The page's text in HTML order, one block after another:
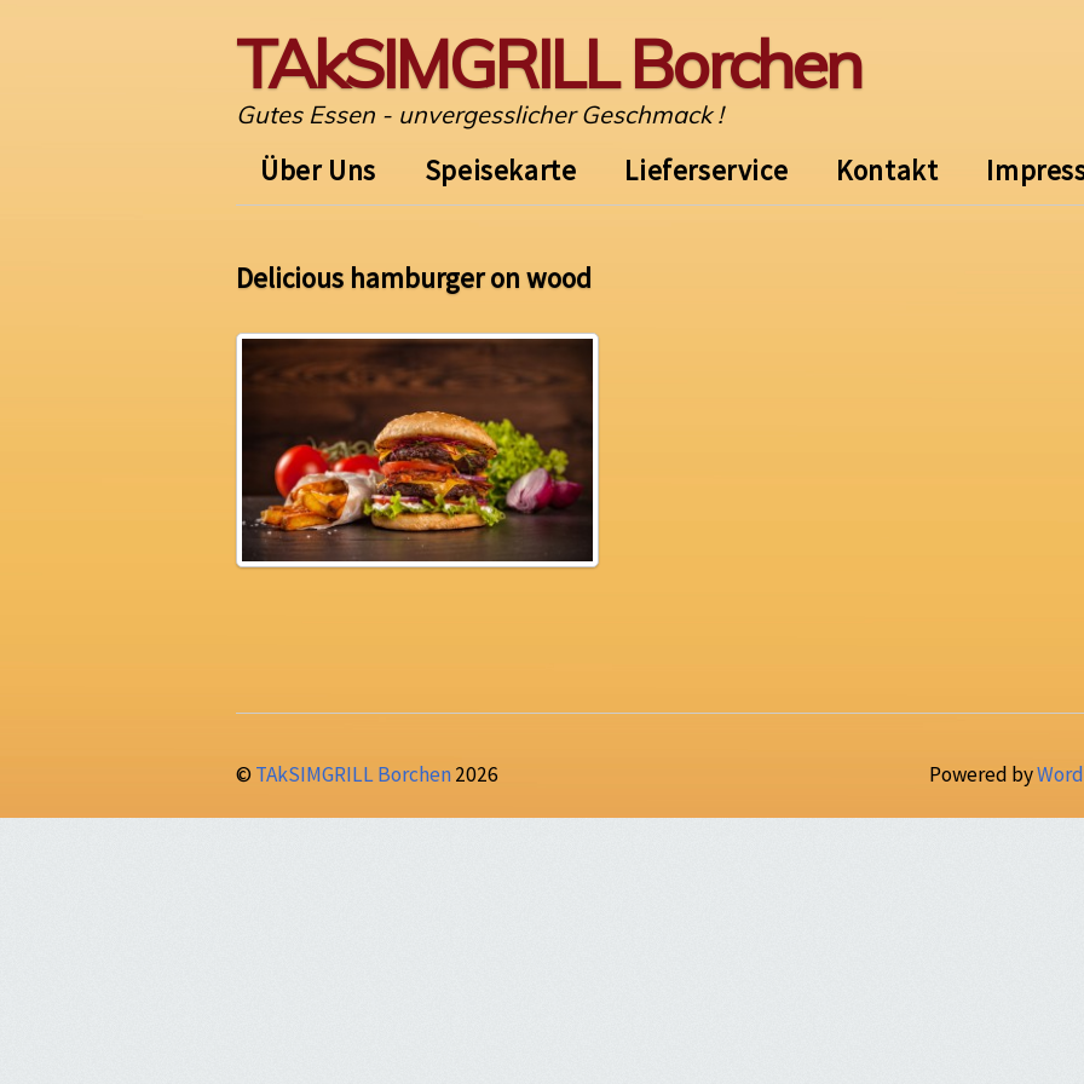
TAkSIMGRILL Borchen
Gutes Essen - unvergesslicher Geschmack !
Über Uns Speisekarte Lieferservice Kontakt
Delicious hamburger on wood
©TAkSIMGRILL Borchen2026 Powered by